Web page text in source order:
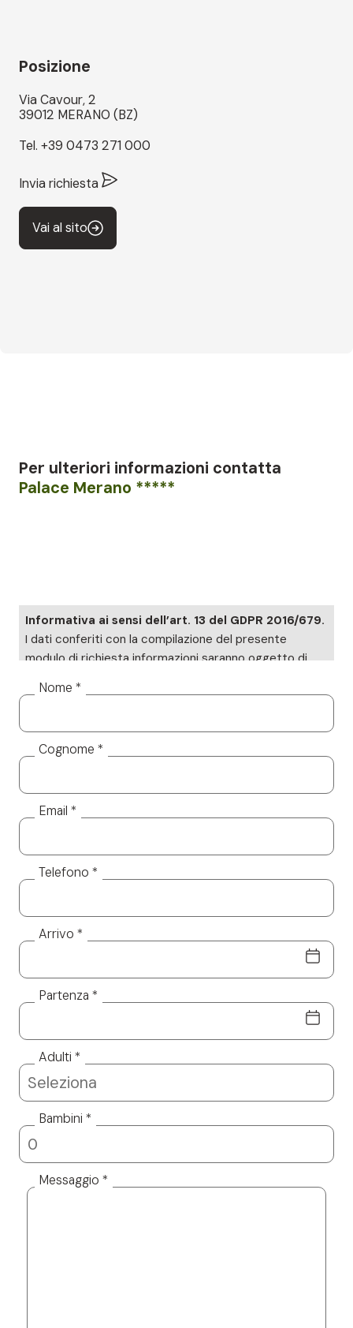
Posizione
Via Cavour, 2
39012 MERANO (BZ)
Tel. +39 0473 271 000
Invia richiesta
Vai al sito
Per ulteriori informazioni contatta
Palace Merano *****
Informativa ai sensi dell’art. 13 del GDPR 2016/679.
I dati conferiti con la compilazione del presente
modulo di richiesta informazioni saranno oggetto di
saranno utilizzati esclusivamente per dare risposta
diffusi a soggetti terzi. Titolare del trattamento è
Altea Software SRL, cui potrà rivolgersi per l’esercizio
dati, d’integrazione, rettifica e cancellazione. Per la
visione dell’informativa completa si rimanda a:
Nome *
Cognome *
Email *
Telefono *
Arrivo *
Partenza *
Adulti *
Bambini *
Messaggio *